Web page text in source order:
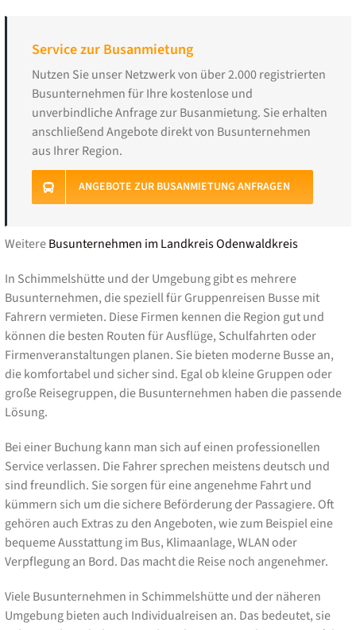
Service zur Busanmietung
Nutzen Sie unser Netzwerk von über 2.000 registrierten
Busunternehmen für Ihre kostenlose und
unverbindliche Anfrage zur Busanmietung. Sie erhalten
anschließend Angebote direkt von Busunternehmen
aus Ihrer Region.
ANGEBOTE ZUR BUSANMIETUNG ANFRAGEN
WeitereBusunternehmen im Landkreis Odenwaldkreis
In Schimmelshütte und der Umgebung gibt es mehrere
Busunternehmen, die speziell für Gruppenreisen Busse mit
Fahrern vermieten. Diese Firmen kennen die Region gut und
können die besten Routen für Ausflüge, Schulfahrten oder
Firmenveranstaltungen planen. Sie bieten moderne Busse an,
die komfortabel und sicher sind. Egal ob kleine Gruppen oder
große Reisegruppen, die Busunternehmen haben die passende
Lösung.
Bei einer Buchung kann man sich auf einen professionellen
Service verlassen. Die Fahrer sprechen meistens deutsch und
sind freundlich. Sie sorgen für eine angenehme Fahrt und
kümmern sich um die sichere Beförderung der Passagiere. Oft
gehören auch Extras zu den Angeboten, wie zum Beispiel eine
bequeme Ausstattung im Bus, Klimaanlage, WLAN oder
Verpflegung an Bord. Das macht die Reise noch angenehmer.
Viele Busunternehmen in Schimmelshütte und der näheren
Umgebung bieten auch Individualreisen an. Das bedeutet, sie